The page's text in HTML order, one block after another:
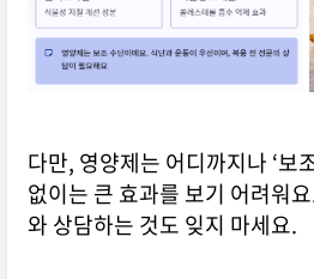
다만, 영양제는 어디까지나 ‘보
없이는 큰 효과를 보기 어려워
와 상담하는 것도 잊지 마세요.